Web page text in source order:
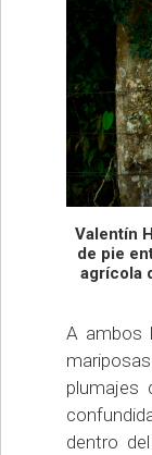
Valentín
de pie
agrícola
A ambos
plumajes
dentro